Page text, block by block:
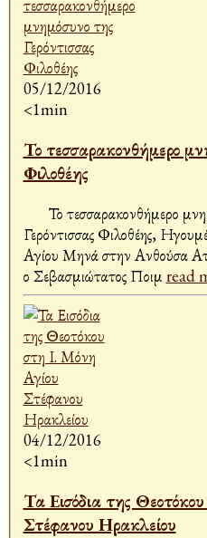
05/12/2016
<1min
Το τεσσαρακονθήμερο
Φιλοθέης
Το τεσσαρακονθήμερο
Γερόντισσας Φιλοθέης,
Αγίου Μηνά στην Ανθούσα
ο Σεβασμιώτατος Ποιμ read
04/12/2016
<1min
Τα Εισόδια της
Στέφανου Ηρακλείου